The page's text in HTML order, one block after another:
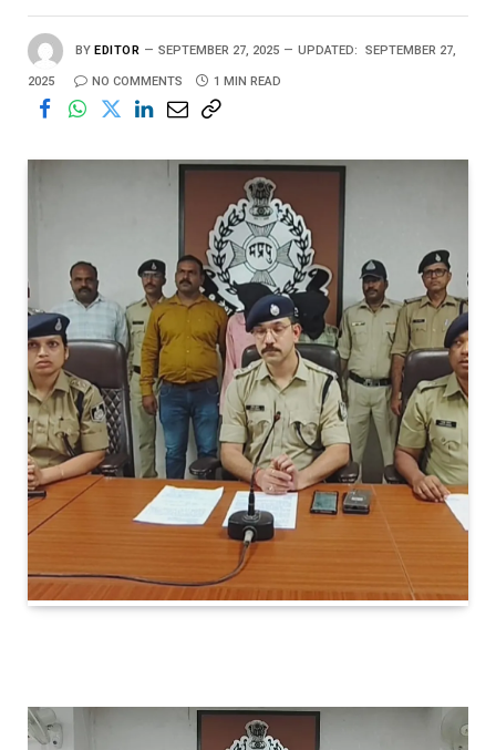
BY EDITOR SEPTEMBER 27, 2025 UPDATED: SEPTEMBER 27,
2025 NO COMMENTS 1 MIN READ